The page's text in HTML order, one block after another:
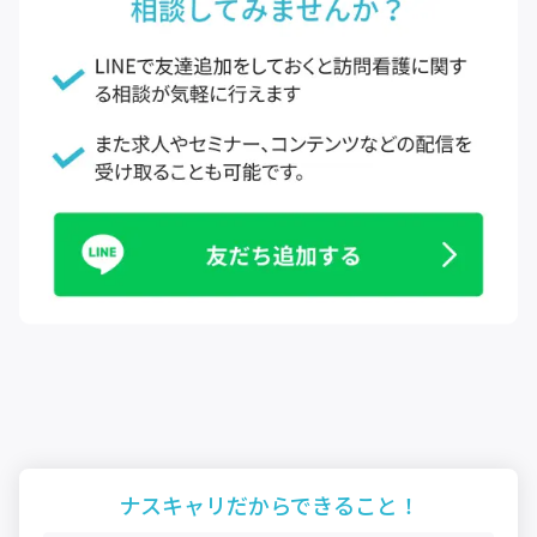
ナスキャリだからできること！